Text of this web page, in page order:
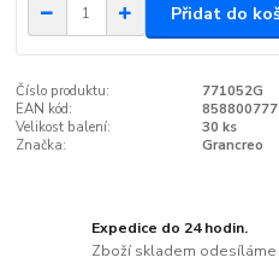
Přidat do
Číslo produktu:
771052G
EAN kód:
Velikost balení:
30 ks
Značka:
Grancreo
Expedice do 24 hodin.
Zboží skladem